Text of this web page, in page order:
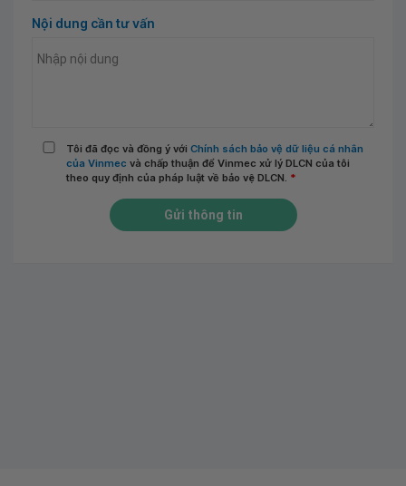
Nội dung cần tư vấn
Tôi đã đọc và đồng ý với Chính sách bảo vệ dữ liệu cá nhân
của Vinmec và chấp thuận để Vinmec xử lý DLCN của tôi
theo quy định của pháp luật về bảo vệ DLCN. *
Gửi thông tin